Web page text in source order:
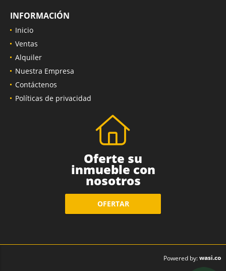
INFORMACIÓN
Inicio
Ventas
Alquiler
Nuestra Empresa
Contáctenos
Políticas de privacidad
Oferte su
inmueble con
nosotros
OFERTAR
Powered by:wasi.co